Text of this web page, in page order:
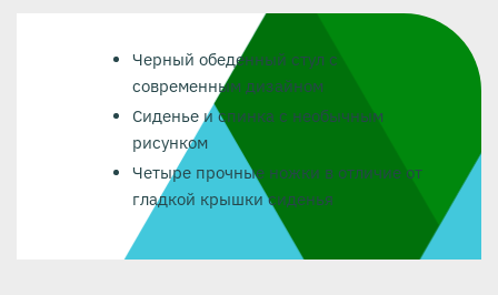
Черный обеденный стул с
современным дизайном
Сиденье и спинка с необычным
рисунком
Четыре прочные ножки в отличие от
гладкой крышки сиденья